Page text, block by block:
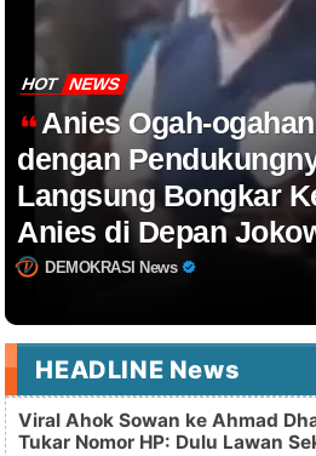
HOT NEWS
Anies Ogah-
dengan
Langsung Bongkar
Anies di Depan
DEMOKRASI News
HEADLINE News
Viral Ahok Sowan ke Ahmad
Tukar Nomor HP: Dulu Lawan